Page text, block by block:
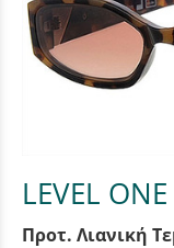
LEVEL
Προτ. Λιανική